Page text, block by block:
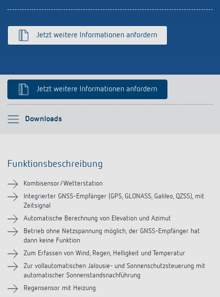
schalten
LUXORliving
Jetzt weitere Informationen anfordern
Jetzt weitere Informationen anfordern
Downloads
Bitte auswählen
Technische Informationen
Downloads
Videos
Zubehör
Ähnliche Produkte
Funktionsbeschreibung
Kombisensor/Wetterstation
Integrierter GNSS-Empfänger (GPS, GLONASS, Galileo, QZSS), mit
Zeitsignal
Automatische Berechnung von Elevation und Azimut
Betrieb ohne Netzspannung möglich, der GNSS-Empfänger hat
dann keine Funktion
Zum Erfassen von Wind, Regen, Helligkeit und Temperatur
Zur vollautomatischen Jalousie- und Sonnenschutzsteuerung mit
automatischer Sonnenstandsnachführung
Regensensor mit Heizung